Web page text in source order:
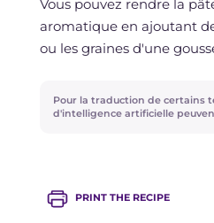
Vous pouvez rendre la
aromatique en ajoutant
ou les graines d'une
vous préférez !
Pour la traduction de certains
d'intelligence artificielle
PRINT THE RECIPE